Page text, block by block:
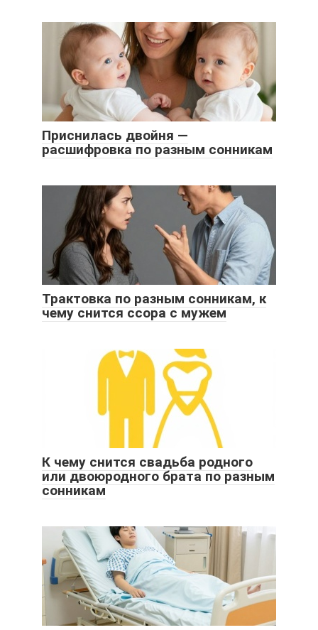
Приснилась двойня —
расшифровка по разным сонникам
Трактовка по разным сонникам, к
чему снится ссора с мужем
К чему снится свадьба родного
или двоюродного брата по разным
сонникам